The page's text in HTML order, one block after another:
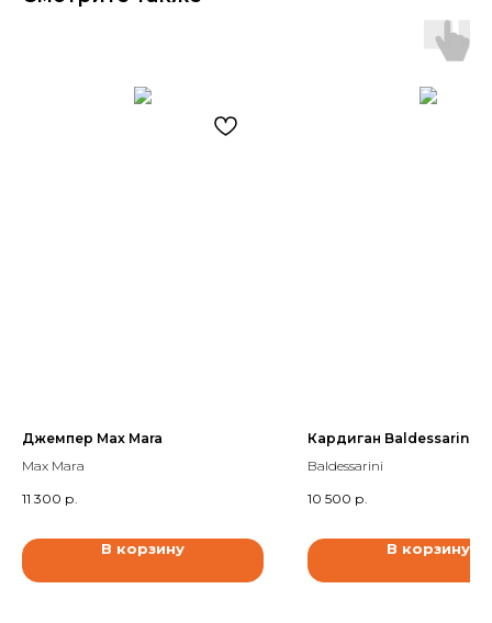
Джемпер Max Mara
Max Mara
11 300 р.
В корзину
Кардиган Baldessarini
Baldessarini
10 500 р.
В корзину